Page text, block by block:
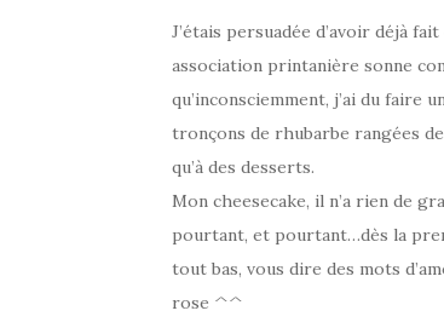
J’étais persuadée d’avoir déjà
association printanière sonne
qu’inconsciemment, j’ai du faire
tronçons de rhubarbe rangées
qu’à des desserts.
Mon cheesecake, il n’a rien de
pourtant, et pourtant…dès la
tout bas, vous dire des mots
rose ^^